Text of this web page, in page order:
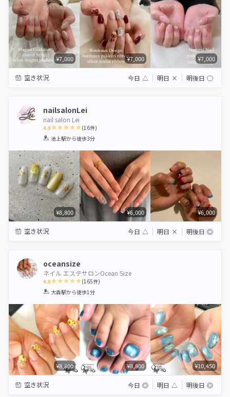
¥7,000 ¥7,000 ¥7,000
空き状況 今日 △ 明日 × 明後日 ◯
nailsalonLei
nail salon Lei
4.9
1 2 3 4 5
(16件)
池上駅から徒歩3分
¥8,800 ¥6,000 ¥6,000
空き状況 今日 △ 明日 × 明後日 ◎
oceansize
ネイル エステサロンOcean Size
4.8
1 2 3 4 5
(165件)
大森駅から徒歩1分
¥8,800 ¥8,800 ¥10,450
空き状況 今日 ◎ 明日 △ 明後日 ◎